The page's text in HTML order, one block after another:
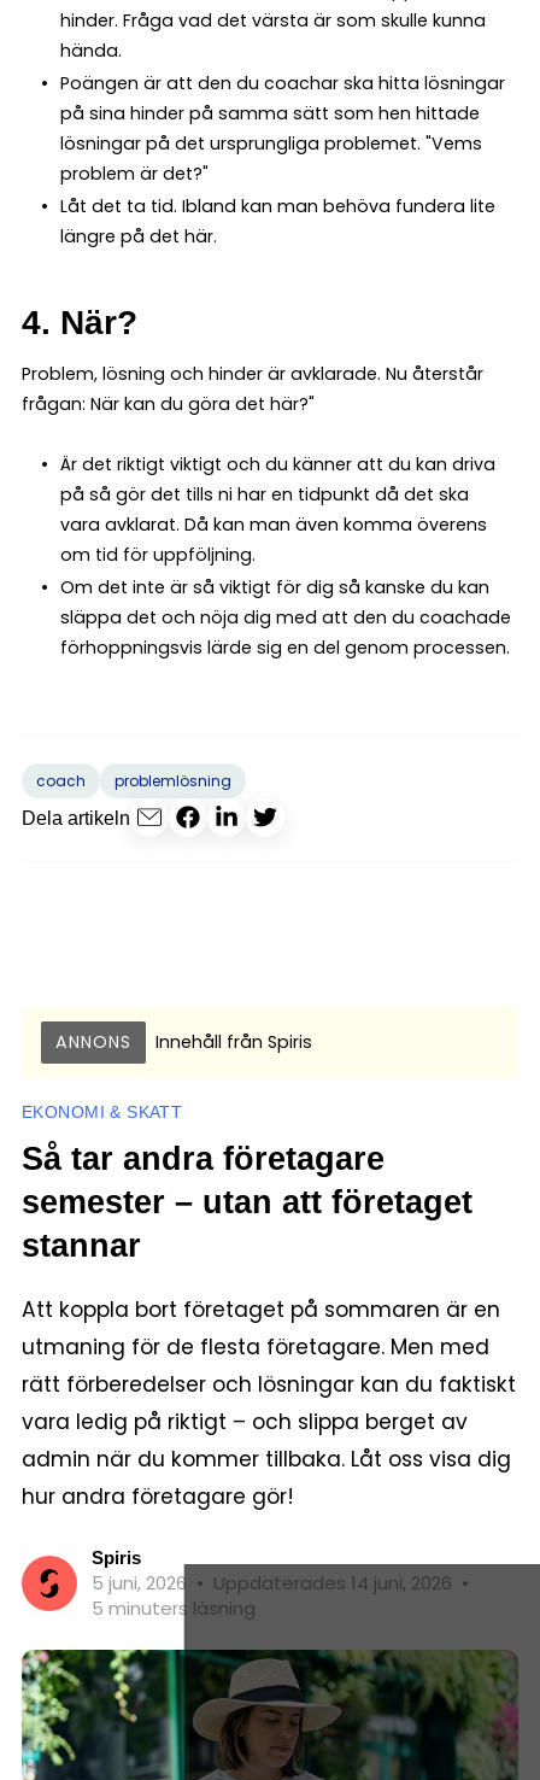
hinder. Fråga vad det värsta är som skulle kunna
hända.
Poängen är att den du coachar ska hitta lösningar
på sina hinder på samma sätt som hen hittade
lösningar på det ursprungliga problemet. "Vems
problem är det?"
Låt det ta tid. Ibland kan man behöva fundera lite
längre på det här.
4. När?
Problem, lösning och hinder är avklarade. Nu återstår
frågan: När kan du göra det här?"
Är det riktigt viktigt och du känner att du kan driva
på så gör det tills ni har en tidpunkt då det ska
vara avklarat. Då kan man även komma överens
om tid för uppföljning.
Om det inte är så viktigt för dig så kanske du kan
släppa det och nöja dig med att den du coachade
förhoppningsvis lärde sig en del genom processen.
coach
problemlösning
Dela artikeln
ANNONS Innehåll från Spiris
EKONOMI & SKATT
Så tar andra företagare
semester – utan att företaget
stannar
Att koppla bort företaget på sommaren är en
utmaning för de flesta företagare. Men med
rätt förberedelser och lösningar kan du faktiskt
vara ledig på riktigt – och slippa berget av
admin när du kommer tillbaka. Låt oss visa dig
hur andra företagare gör!
Spiris
5 juni, 2026 • Uppdaterades 14 juni, 2026 •
5 minuters läsning